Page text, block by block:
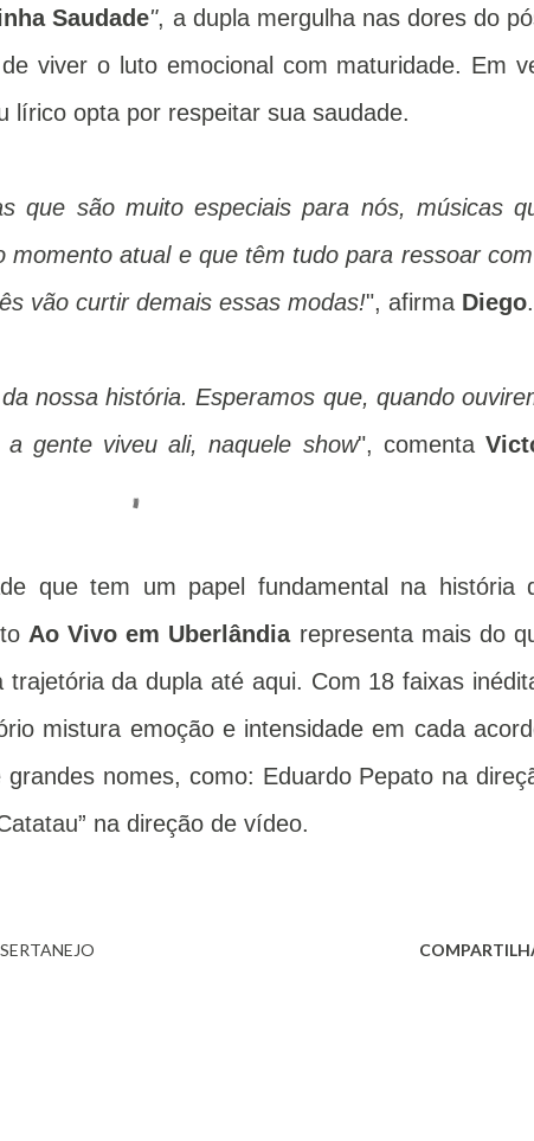
Saudade", a dupla mergulha nas dores do
viver o luto emocional com maturidade. Em
lírico opta por respeitar sua saudade.
que são muito especiais para nós, músicas
momento atual e que têm tudo para ressoar
vão curtir demais essas modas!", afirma Diego.
nossa história. Esperamos que, quando
gente viveu ali, naquele show", comenta
que tem um papel fundamental na história
Ao Vivo em Uberlândiarepresenta mais do
da dupla até aqui. Com 18 faixas
mistura emoção e intensidade em cada
nomes, como: Eduardo Pepato na
na direção de vídeo.